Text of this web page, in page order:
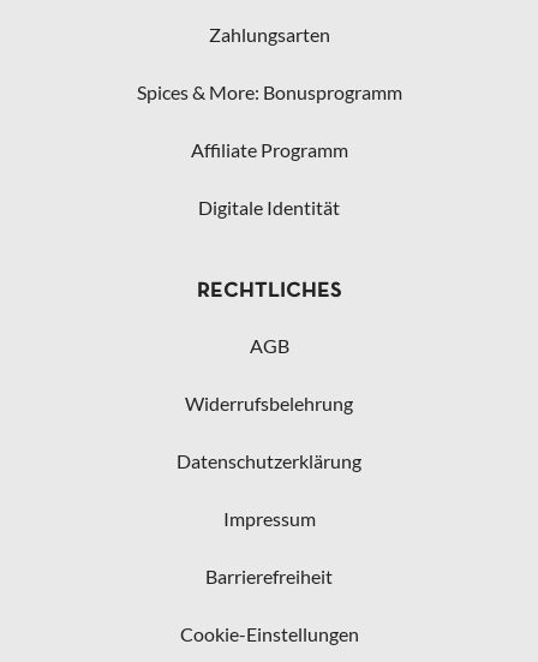
Zahlungsarten
Spices & More: Bonusprogramm
Affiliate Programm
Digitale Identität
RECHTLICHES
AGB
Widerrufsbelehrung
Datenschutzerklärung
Impressum
Barrierefreiheit
Cookie-Einstellungen